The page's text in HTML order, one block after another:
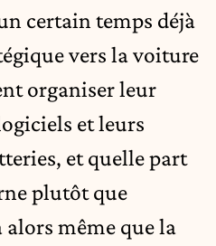
certain temps déjà
vers la voiture
organiser leur
et leurs
et quelle part
plutôt que
alors même que la